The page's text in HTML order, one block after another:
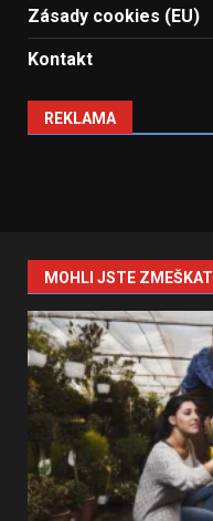
Zásady cookies (EU)
Kontakt
REKLAMA
MOHLI JSTE ZMEŠKAT